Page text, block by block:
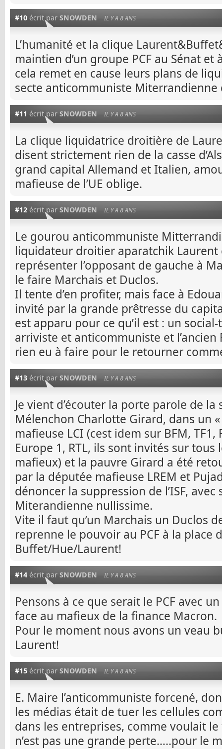
#10 écrit par SNOWDEN IL Y A 8 ANS
L’humanité et la clique
maintien d’un groupe PCF au Sénat et
cela remet en cause leurs plans de
secte anticommuniste Miterrandienne
#11 écrit par SNOWDEN IL Y A 8 ANS
La clique liquidatrice droitière de
disent strictement rien de la casse
grand capital Allemand et Italien,
mafieuse de l’UE oblige.
#12 écrit par SNOWDEN IL Y A 8 ANS
Le gourou anticommuniste
liquidateur droitier aparatchik Laurent
représenter l’opposant de gauche à
le faire Marchais et Duclos.
Il tente d’en profiter, mais face à
invité par la grande prêtresse du
est apparu pour ce qu’il est : un
arriviste et anticommuniste et l’ancien
rien eu à faire pour le retourner
#13 écrit par SNOWDEN IL Y A 8 ANS
Je vient d’écouter la porte parole de
Mélenchon Charlotte Girard, dans un
mafieuse LCI (cest idem sur BFM,
Europe 1, RTL, ils sont invités sur
mafieux) et la pauvre Girard a été
par la députée mafieuse LREM et
dénoncer la suppression de l’ISF,
Miterandienne nullissime.
Vite il faut qu’un Marchais un Duclos
reprenne le pouvoir au PCF à la place
Buffet/Hue/Laurent!
#14 écrit par SNOWDEN IL Y A 8 ANS
Pensons à ce que serait le PCF avec
face au mafieux de la finance Macron.
Pour le moment nous avons un veau
Laurent!
#15 écrit par SNOWDEN IL Y A 8 ANS
E. Maire l’anticommuniste forcené,
les médias était de tuer les cellules
dans les entreprises, comme voulait
n’est pas une grande perte…..pour le